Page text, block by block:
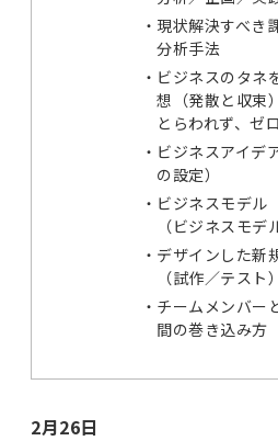
現状解決すべき
分析手法
ビジネスのタネ
想（発散と収束
とらわれず、ゼ
ビジネスアイデ
の設定）
ビジネスモデル
（ビジネスモデ
デザインした新
（試作／テスト）
チームメンバー
間の巻き込み方
2月26日